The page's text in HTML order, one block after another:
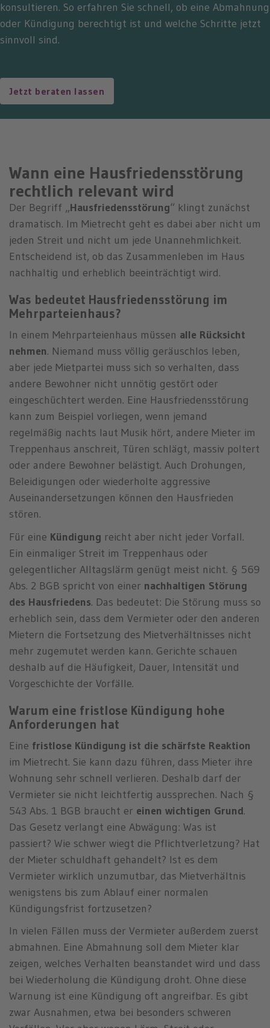
konsultieren. So erfahren Sie schnell, ob eine Abmahnung
oder Kündigung berechtigt ist und welche Schritte jetzt
sinnvoll sind.
Jetzt beraten lassen
Wann eine Hausfriedensstörung
rechtlich relevant wird
Der Begriff „Hausfriedensstörung“ klingt zunächst
dramatisch. Im Mietrecht geht es dabei aber nicht um
jeden Streit und nicht um jede Unannehmlichkeit.
Entscheidend ist, ob das Zusammenleben im Haus
nachhaltig und erheblich beeinträchtigt wird.
Was bedeutet Hausfriedensstörung im
Mehrparteienhaus?
In einem Mehrparteienhaus müssen alle Rücksicht
nehmen. Niemand muss völlig geräuschlos leben,
aber jede Mietpartei muss sich so verhalten, dass
andere Bewohner nicht unnötig gestört oder
eingeschüchtert werden. Eine Hausfriedensstörung
kann zum Beispiel vorliegen, wenn jemand
regelmäßig nachts laut Musik hört, andere Mieter im
Treppenhaus anschreit, Türen schlägt, massiv poltert
oder andere Bewohner belästigt. Auch Drohungen,
Beleidigungen oder wiederholte aggressive
Auseinandersetzungen können den Hausfrieden
stören.
Für eine Kündigung reicht aber nicht jeder Vorfall.
Ein einmaliger Streit im Treppenhaus oder
gelegentlicher Alltagslärm genügt meist nicht. § 569
Abs. 2 BGB spricht von einer nachhaltigen Störung
des Hausfriedens. Das bedeutet: Die Störung muss so
erheblich sein, dass dem Vermieter oder den anderen
Mietern die Fortsetzung des Mietverhältnisses nicht
mehr zugemutet werden kann. Gerichte schauen
deshalb auf die Häufigkeit, Dauer, Intensität und
Vorgeschichte der Vorfälle.
Warum eine fristlose Kündigung hohe
Anforderungen hat
Eine fristlose Kündigung ist die schärfste Reaktion
im Mietrecht. Sie kann dazu führen, dass Mieter ihre
Wohnung sehr schnell verlieren. Deshalb darf der
Vermieter sie nicht leichtfertig aussprechen. Nach §
543 Abs. 1 BGB braucht er einen wichtigen Grund.
Das Gesetz verlangt eine Abwägung: Was ist
passiert? Wie schwer wiegt die Pflichtverletzung? Hat
der Mieter schuldhaft gehandelt? Ist es dem
Vermieter wirklich unzumutbar, das Mietverhältnis
wenigstens bis zum Ablauf einer normalen
Kündigungsfrist fortzusetzen?
In vielen Fällen muss der Vermieter außerdem zuerst
abmahnen. Eine Abmahnung soll dem Mieter klar
zeigen, welches Verhalten beanstandet wird und dass
bei Wiederholung die Kündigung droht. Ohne diese
Warnung ist eine Kündigung oft angreifbar. Es gibt
zwar Ausnahmen, etwa bei besonders schweren